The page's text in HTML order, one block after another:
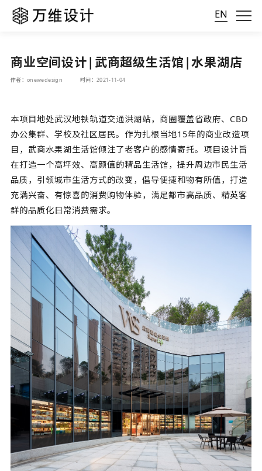
EN
商业空间设计|武商超级生活馆|水果湖店
作者：onewedesign 时间：2021-11-04
本项目地处武汉地铁轨道交通洪湖站，商圈覆盖省政府、CBD
办公集群、学校及社区居民。作为扎根当地15年的商业改造项
目，武商水果湖生活馆倾注了老客户的感情寄托。项目设计旨
在打造一个高坪效、高颜值的精品生活馆，提升周边市民生活
品质，引领城市生活方式的改变，倡导便捷和物有所值，打造
充满兴奋、有惊喜的消费购物体验，满足都市高品质、精英客
群的品质化日常消费需求。